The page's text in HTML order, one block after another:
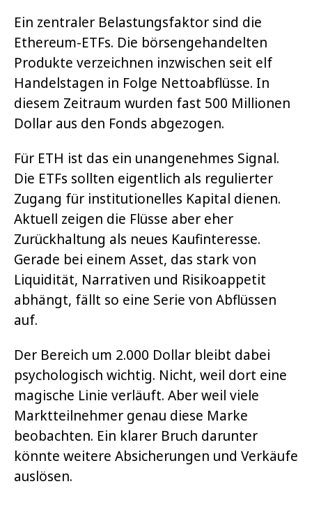
Ein zentraler Belastungsfaktor sind die
Ethereum-ETFs. Die börsengehandelten
Produkte verzeichnen inzwischen seit elf
Handelstagen in Folge Nettoabflüsse. In
diesem Zeitraum wurden fast 500 Millionen
Dollar aus den Fonds abgezogen.
Für ETH ist das ein unangenehmes Signal.
Die ETFs sollten eigentlich als regulierter
Zugang für institutionelles Kapital dienen.
Aktuell zeigen die Flüsse aber eher
Zurückhaltung als neues Kaufinteresse.
Gerade bei einem Asset, das stark von
Liquidität, Narrativen und Risikoappetit
abhängt, fällt so eine Serie von Abflüssen
auf.
Der Bereich um 2.000 Dollar bleibt dabei
psychologisch wichtig. Nicht, weil dort eine
magische Linie verläuft. Aber weil viele
Marktteilnehmer genau diese Marke
beobachten. Ein klarer Bruch darunter
könnte weitere Absicherungen und Verkäufe
auslösen.